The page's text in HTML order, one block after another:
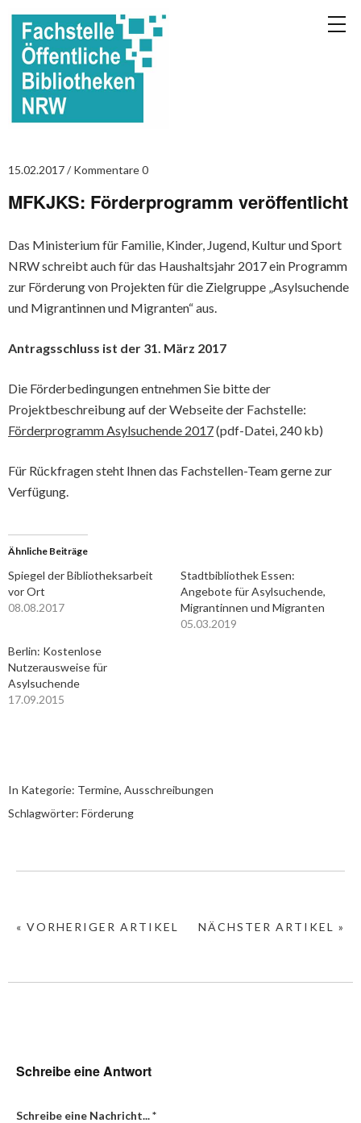
15.02.2017 Kommentare 0
MFKJKS: Förderprogramm veröffentlicht
Das Ministerium für Familie, Kinder, Jugend, Kultur und Sport
NRW schreibt auch für das Haushaltsjahr 2017 ein Programm
zur Förderung von Projekten für die Zielgruppe „Asylsuchende
und Migrantinnen und Migranten“ aus.
Antragsschluss ist der 31. März 2017
Die Förderbedingungen entnehmen Sie bitte der
Projektbeschreibung auf der Webseite der Fachstelle:
Förderprogramm Asylsuchende 2017(pdf-Datei, 240 kb)
Für Rückfragen steht Ihnen das Fachstellen-Team gerne zur
Verfügung.
Ähnliche Beiträge
Spiegel der Bibliotheksarbeit
vor Ort
08.08.2017
Stadtbibliothek Essen:
Angebote für Asylsuchende,
Migrantinnen und Migranten
05.03.2019
Berlin: Kostenlose
Nutzerausweise für
Asylsuchende
17.09.2015
In Kategorie: Termine, Ausschreibungen
Schlagwörter: Förderung
NÄCHSTER ARTIKEL »
« VORHERIGER ARTIKEL
Schreibe eine Antwort
Schreibe eine Nachricht...*